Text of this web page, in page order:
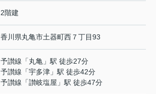
2階建
香川県丸亀市土器町西 ７丁目93
予讃線 「丸亀 」駅 徒歩27分
予讃線 「宇多津 」駅 徒歩42分
予讃線 「讃岐塩屋 」駅 徒歩47分